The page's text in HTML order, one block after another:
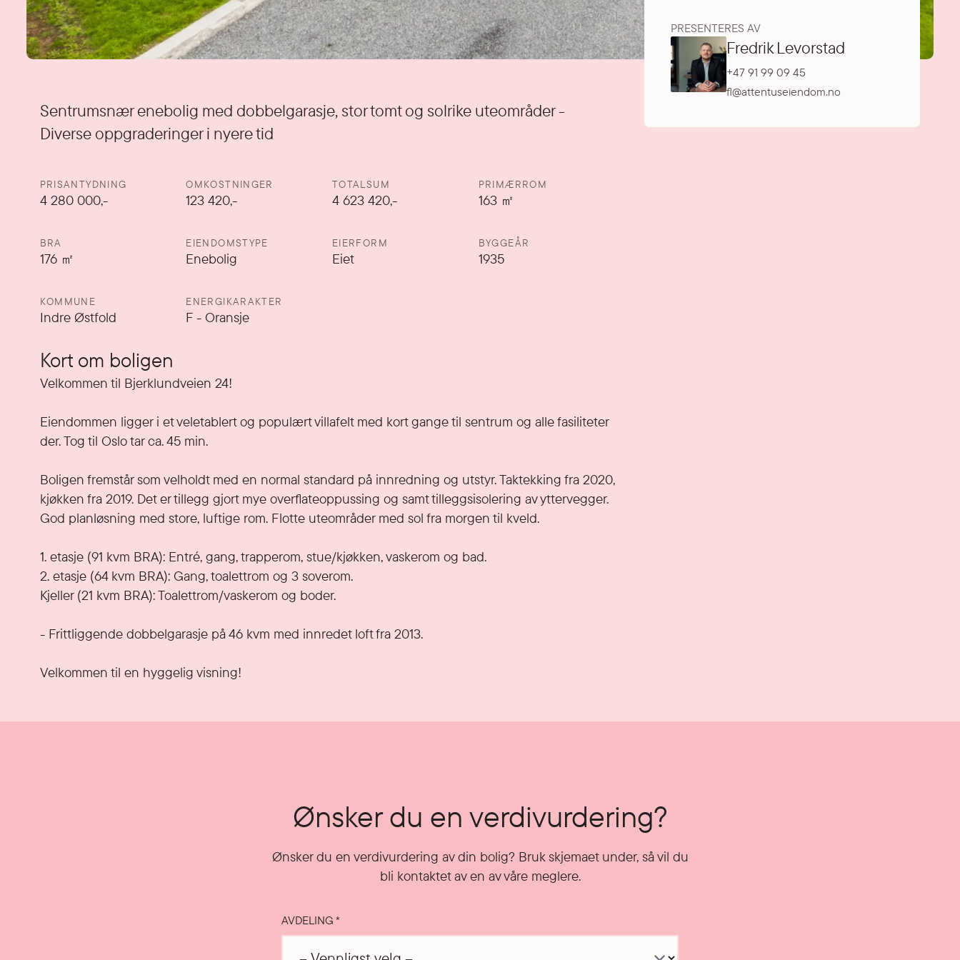
Sentrumsnær enebolig med dobbelgarasje, stor tomt og solrike uteområder -
Diverse oppgraderinger i nyere tid
Detaljer
PRISANTYDNING
4 280 000,-
OMKOSTNINGER
123 420,-
TOTALSUM
4 623 420,-
PRIMÆRROM
163㎡
BRA
176㎡
EIENDOMSTYPE
Enebolig
EIERFORM
Eiet
BYGGEÅR
1935
KOMMUNE
Indre Østfold
ENERGIKARAKTER
F-Oransje
Kort om boligen
Velkommen til Bjerklundveien 24!
Eiendommen ligger i et veletablert og populært villafelt med kort gange til sentrum og alle fasiliteter
der. Tog til Oslo tar ca. 45 min.
Boligen fremstår som velholdt med en normal standard på innredning og utstyr. Taktekking fra 2020,
kjøkken fra 2019. Det er tillegg gjort mye overflateoppussing og samt tilleggsisolering av yttervegger.
God planløsning med store, luftige rom. Flotte uteområder med sol fra morgen til kveld.
1. etasje (91 kvm BRA): Entré, gang, trapperom, stue/kjøkken, vaskerom og bad.
2. etasje (64 kvm BRA): Gang, toalettrom og 3 soverom.
Kjeller (21 kvm BRA): Toalettrom/vaskerom og boder.
- Frittliggende dobbelgarasje på 46 kvm med innredet loft fra 2013.
Velkommen til en hyggelig visning!
PRESENTERES AV
Fredrik Levorstad
+47 91 99 09 45
fl@attentuseiendom.no
Ønsker du en verdivurdering?
Ønsker du en verdivurdering av din bolig? Bruk skjemaet under, så vil du
bli kontaktet av en av våre meglere.
AVDELING*